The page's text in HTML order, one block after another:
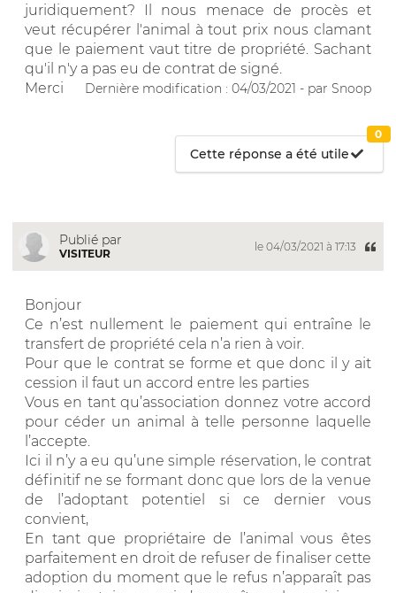
juridiquement? Il nous menace de procès et
veut récupérer l'animal à tout prix nous clamant
que le paiement vaut titre de propriété. Sachant
qu'il n'y a pas eu de contrat de signé.
Merci
Dernière modification : 04/03/2021 - par Snoop
Cette réponse a été utile
0
Publié par
VISITEUR
le 04/03/2021 à 17:13
Bonjour
Ce n’est nullement le paiement qui entraîne le
transfert de propriété cela n’a rien à voir.
Pour que le contrat se forme et que donc il y ait
cession il faut un accord entre les parties
Vous en tant qu’association donnez votre accord
pour céder un animal à telle personne laquelle
l’accepte.
Ici il n’y a eu qu’une simple réservation, le contrat
définitif ne se formant donc que lors de la venue
de l’adoptant potentiel si ce dernier vous
convient,
En tant que propriétaire de l’animal vous êtes
parfaitement en droit de refuser de finaliser cette
adoption du moment que le refus n’apparaît pas